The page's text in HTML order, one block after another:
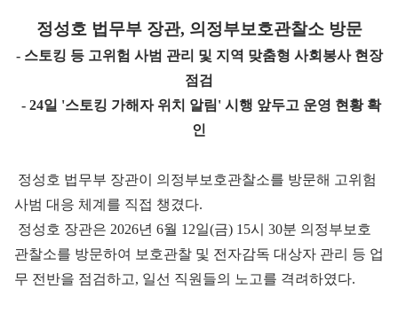
정성호 법무부 장관, 의정부보호관찰소 방문
- 스토킹 등 고위험 사범 관리 및 지역 맞춤형 사회봉사 현장
점검
- 24일 '스토킹 가해자 위치 알림' 시행 앞두고 운영 현황 확
인
정성호 법무부 장관이 의정부보호관찰소를 방문해 고위험
사범 대응 체계를 직접 챙겼다.
정성호 장관은 2026년 6월 12일(금) 15시 30분 의정부보호
관찰소를 방문하여 보호관찰 및 전자감독 대상자 관리 등 업
무 전반을 점검하고, 일선 직원들의 노고를 격려하였다.